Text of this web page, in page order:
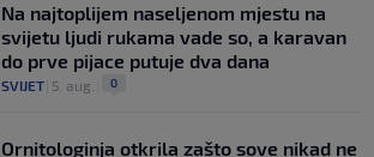
Na najtoplijem naseljenom mjestu na
svijetu ljudi rukama vade so, a karavan
do prve pijace putuje dva dana
SVIJET 5. aug. 0
Ornitologinja otkrila zašto sove nikad ne